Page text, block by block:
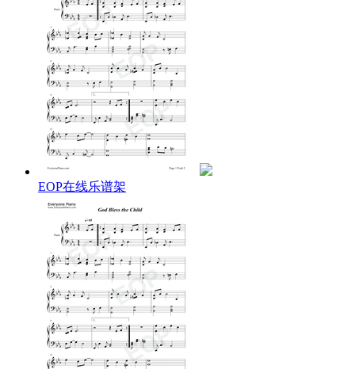
So the Bible said and it still is news
Mama may have papa may have
But God bless the child that's got his own
That's got his own
Yes the strong gets more
While the weak ones fade
Empty pockets don't ever make the grade
Mama may have papa may have
But God bless the child that's got his own
That's got his own
Money you've got lots of friends
Crowding round the door
When you're gone spending ends
They don't come no more
Rich relations give
Crust of bread and such
You can help yourself
But don't take too much
Mama may have papa may have
But God bless the child that's got his own
That's got his own
Mama may have papa may have
But God bless the child that's got his own
That's got his own
He just worry bout nothing
Cause hes got his own
EOP在线乐谱架